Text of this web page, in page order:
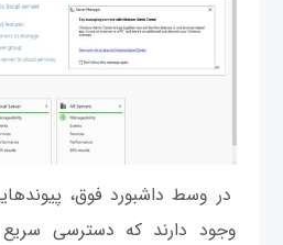
در وسط داشبورد فوق،
وجود دارند که دسترسی